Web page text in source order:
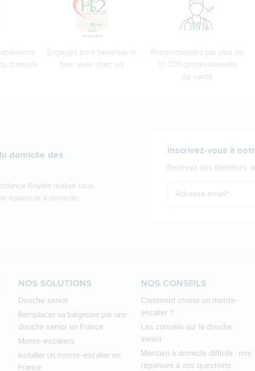
domicile
Engagés pour favoriser le
bien vivre chez soi
Recommandés par plus de
17 000 professionnels
de santé
domicile des
Royale réalise tous
épanouie à domicile.
Inscrivez-vous à
Recevez nos dernières
Adresse email*
NOS SOLUTIONS
Douche senior
Remplacer sa baignoire par une
douche senior en France
Monte-escaliers
Installer un monte-escalier en
France
NOS CONSEILS
Comment choisir un monte-
escalier ?
Les conseils sur la douche
senior
Maintien à domicile difficile : nos
réponses à vos questions